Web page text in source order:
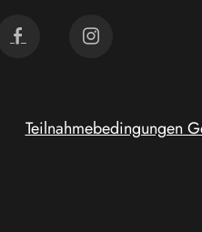
Teilnahmebedingungen